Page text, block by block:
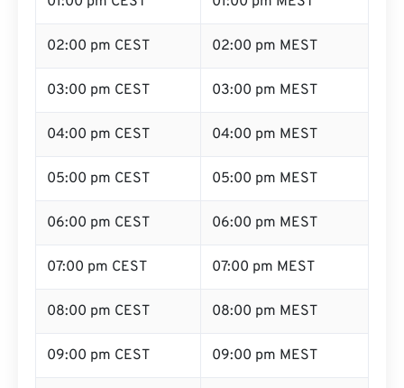
02:00 pm CEST 02:00 pm MEST
03:00 pm CEST 03:00 pm MEST
04:00 pm CEST 04:00 pm MEST
05:00 pm CEST 05:00 pm MEST
06:00 pm CEST 06:00 pm MEST
07:00 pm CEST 07:00 pm MEST
08:00 pm CEST 08:00 pm MEST
09:00 pm CEST 09:00 pm MEST